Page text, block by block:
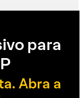
para
Abra a